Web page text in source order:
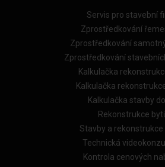
Servis pro stavební
Zprostředkování
Zprostředkování
Zprostředkování
Kalkulačka
Kalkulačka
Kalkulačka stavby
Rekonstrukce
Stavby a rekonstrukce
Technická
Kontrola cenových